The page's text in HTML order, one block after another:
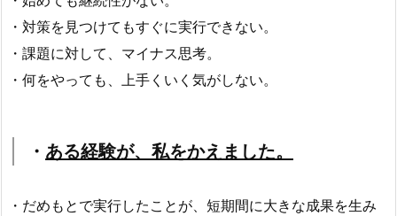
・対策を見つけてもすぐに実行できない。
・課題に対して、マイナス思考。
・何をやっても、上手くいく気がしない。
・ ある経験が、私をかえました。
・だめもとで実行したことが、短期間に大きな成果を生み